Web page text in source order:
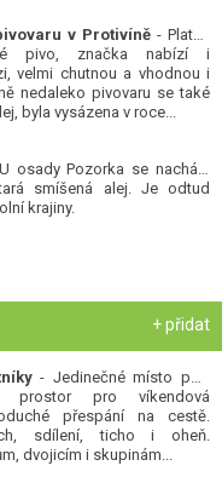
v Protivíně - Platan
pivo, značka nabízí i
velmi chutnou a vhodnou i
nedaleko pivovaru se také
byla vysázena v roce...
osady Pozorka se nachází
smíšená alej. Je odtud
krajiny.
+ přidat
- Jedinečné místo pod
prostor pro víkendová
přespání na cestě.
sdílení, ticho i oheň.
dvojicím i skupinám...